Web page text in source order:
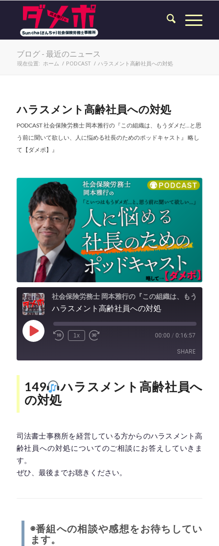
ブログ - 最近のニュース
現在位置: ホーム / PODCAST / ハラスメント高齢社員への対処
ハラスメント高齢社員への対処
PODCAST社会保険労務士 岡本雅行の『この組織は、もうダメだ...と思
う前に聞いて欲しい、人に悩める社長のためのポッドキャスト』 略し
て【ダメポ】』
ハラスメント高齢社員への対処
Play
Episode
1x 00:00 / 0:16:57
SHARE
SHARE
LINK
EMBED
149
ハラスメント高齢社員へ
の対処
司法書士事務所を経営している方からのハラスメント高
齢社員への対処についてのご相談にお答えしていきま
す。
ぜひ、最後までお聴きください。
◉番組への相談や感想をお待ちしてい
ます。